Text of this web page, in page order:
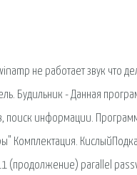
не работает звук что
Будильник - Данная
поиск информации.
Комплектация.
(продолжение) parallel